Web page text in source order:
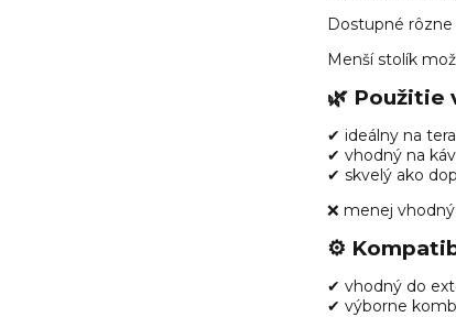
Dostupné
Menší stolík
🌿 Použitie
✔ ideálny na
✔ vhodný na
✔ skvelý ako
❌ menej
⚙️
✔ vhodný do
✔ výborne